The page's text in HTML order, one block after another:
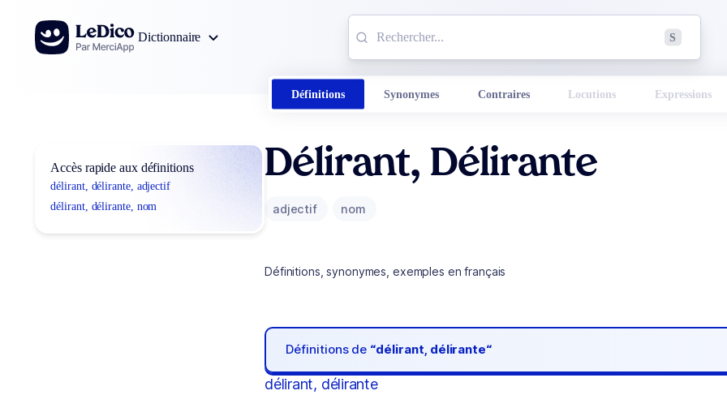
Aller au contenu
Dictionnaire
S
Définitions Synonymes Contraires Locutions Expressions
Accès rapide aux définitions
délirant, délirante, adjectif
délirant, délirante, nom
Délirant, Délirante
adjectif nom
Définitions, synonymes, exemples en français
Définitions de “délirant, délirante“
délirant, délirante